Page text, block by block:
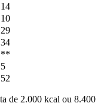
14
10
29
34
**
5
52
de 2.000 kcal ou 8.400